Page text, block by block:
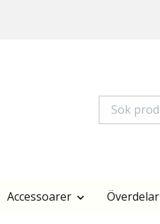
Accessoarer Överdelar